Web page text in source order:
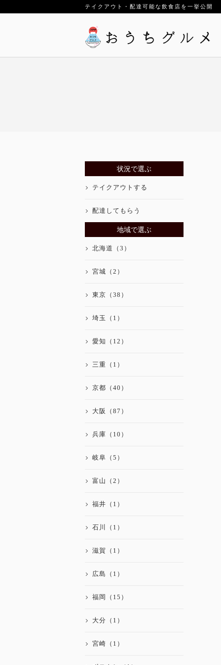
テイクアウト・配達可能な飲食店を一挙公開
状況で選ぶ
テイクアウトする
配達してもらう
地域で選ぶ
北海道（3）
宮城（2）
東京（38）
埼玉（1）
愛知（12）
三重（1）
京都（40）
大阪（87）
兵庫（10）
岐阜（5）
富山（2）
福井（1）
石川（1）
滋賀（1）
広島（1）
福岡（15）
大分（1）
宮崎（1）